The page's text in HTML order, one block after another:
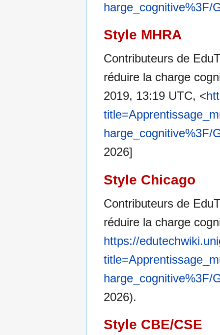
harge_cognitive%3F/
Style MHRA
Contributeurs de
réduire la charge
2019, 13:19 UTC, <
harge_cognitive%3F/
2026]
Style Chicago
Contributeurs de
réduire la charge
https://
harge_cognitive%3F/
2026).
Style CBE/CSE